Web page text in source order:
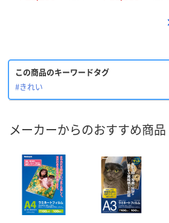
この商品のキーワードタグ
#きれい
メーカーからのおすすめ商品